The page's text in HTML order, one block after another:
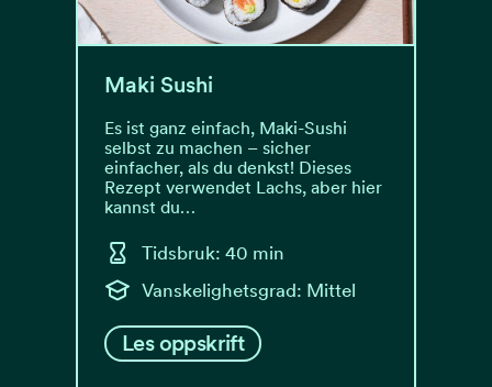
Maki Sushi
Es ist ganz einfach, Maki-Sushi
selbst zu machen – sicher
einfacher, als du denkst! Dieses
Rezept verwendet Lachs, aber hier
kannst du…
Tidsbruk: 40 min
Vanskelighetsgrad: Mittel
Les oppskrift